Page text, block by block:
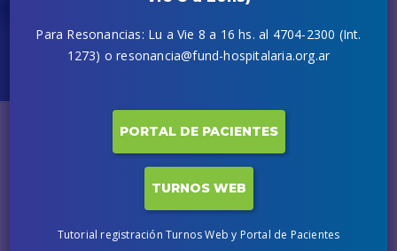
Cardiología
Para Resonancias: Lu a Vie 8 a 16 hs. al 4704-2300 (Int.
1273) o resonancia@fund-hospitalaria.org.ar
PORTAL DE PACIENTES
TURNOS WEB
Tutorial registración Turnos Web y Portal de Pacientes